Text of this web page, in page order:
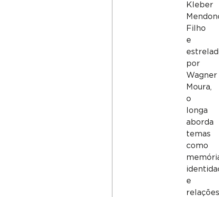
Kleber
Filho
e
por
Wagner
Moura,
o
longa
aborda
temas
como
e